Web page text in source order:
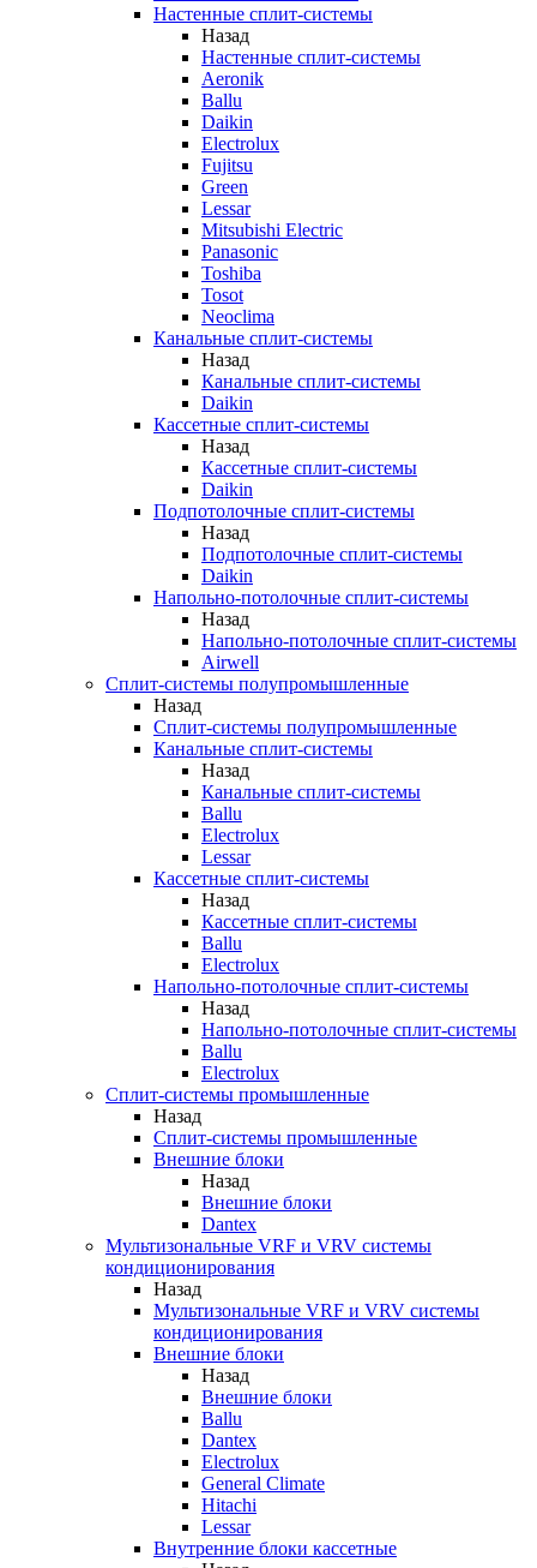
Настенные сплит-системы
Назад
Настенные сплит-системы
Aeronik
Ballu
Daikin
Electrolux
Fujitsu
Green
Lessar
Mitsubishi Electric
Panasonic
Toshiba
Tosot
Neoclima
Канальные сплит-системы
Назад
Канальные сплит-системы
Daikin
Кассетные сплит-системы
Назад
Кассетные сплит-системы
Daikin
Подпотолочные сплит-системы
Назад
Подпотолочные сплит-системы
Daikin
Напольно-потолочные сплит-системы
Назад
Напольно-потолочные сплит-системы
Airwell
Сплит-системы полупромышленные
Назад
Сплит-системы полупромышленные
Канальные сплит-системы
Назад
Канальные сплит-системы
Ballu
Electrolux
Lessar
Кассетные сплит-системы
Назад
Кассетные сплит-системы
Ballu
Electrolux
Напольно-потолочные сплит-системы
Назад
Напольно-потолочные сплит-системы
Ballu
Electrolux
Сплит-системы промышленные
Назад
Сплит-системы промышленные
Внешние блоки
Назад
Внешние блоки
Dantex
Мультизональные VRF и VRV системы
кондиционирования
Назад
Мультизональные VRF и VRV системы
кондиционирования
Внешние блоки
Назад
Внешние блоки
Ballu
Dantex
Electrolux
General Climate
Hitachi
Lessar
Внутренние блоки кассетные